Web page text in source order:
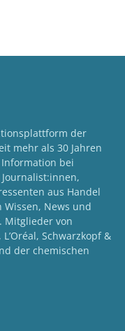
der
mehr als 30 Jahren
bei
aus Handel
News und
Mitglieder von
Schwarzkopf &
der chemischen